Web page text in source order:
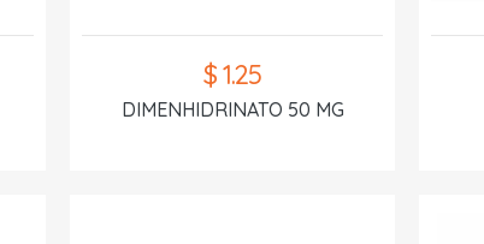
$ 1.25
DIMENHIDRINATO 50 MG